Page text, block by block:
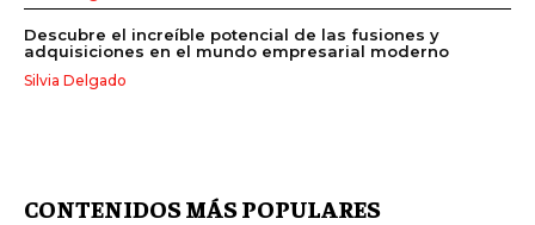
Descubre el increíble potencial de las fusiones y
adquisiciones en el mundo empresarial moderno
Silvia Delgado
CONTENIDOS MÁS POPULARES